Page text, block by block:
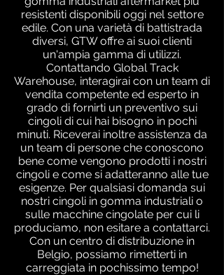
resistenti disponibili oggi nel settore
edile. Con una varietà di battistrada
diversi, GTW offre ai suoi clienti
un'ampia gamma di utilizzi.
Contattando Global Track
Warehouse, interagirai con un team di
vendita competente ed esperto in
grado di fornirti un preventivo sui
cingoli di cui hai bisogno in pochi
minuti. Riceverai inoltre assistenza da
un team di persone che conoscono
bene come vengono prodotti i nostri
cingoli e come si adatteranno alle tue
esigenze. Per qualsiasi domanda sui
nostri cingoli in gomma industriali o
sulle macchine cingolate per cui li
produciamo, non esitare a contattarci.
Con un centro di distribuzione in
Belgio, possiamo rimetterti in
carreggiata in pochissimo tempo!